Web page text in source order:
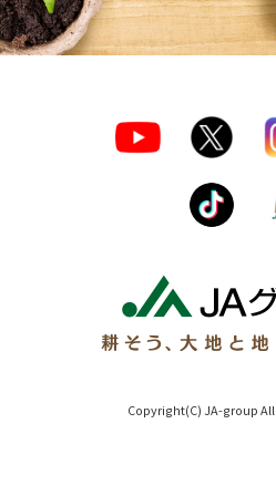
Copyright(C) JA-group